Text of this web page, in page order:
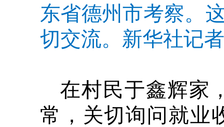
东省德州市考察。
切交流。新华社记
在村民于鑫辉家
常，关切询问就业